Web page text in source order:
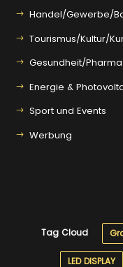
Handel/Gewerbe/
Tourismus/Kultur/
Gesundheit/Pharma
Energie &
Sport und Events
Werbung
Tag Cloud
LED DISPLAY